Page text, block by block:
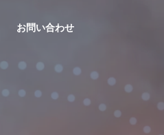
お問い合わせ
出来事・経験